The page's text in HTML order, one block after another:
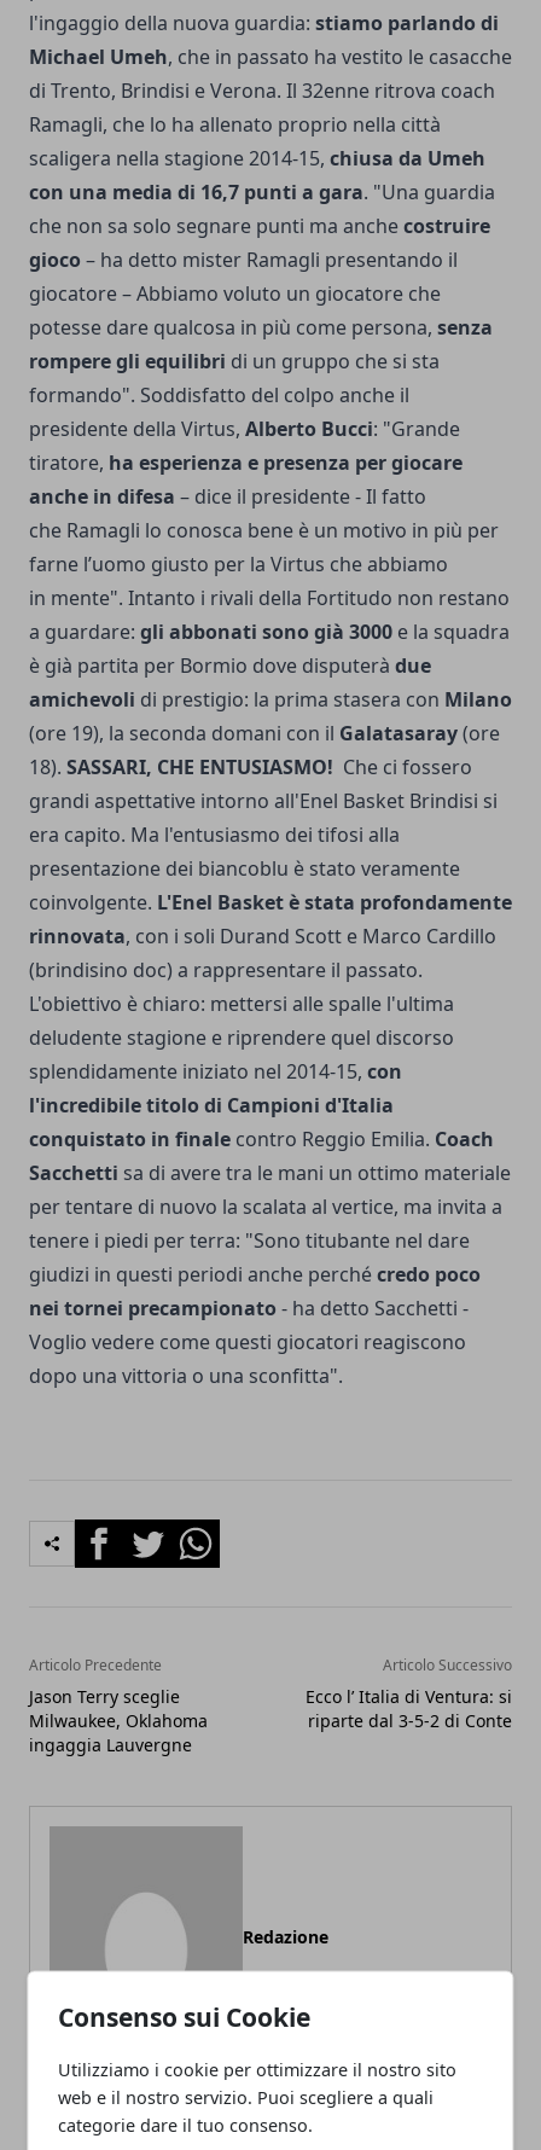
Consenso sui Cookie
Utilizziamo i cookie per ottimizzare il nostro sito
web e il nostro servizio. Puoi scegliere a quali
categorie dare il tuo consenso.
l'ingaggio della nuova guardia: stiamo parlando di
Michael Umeh, che in passato ha vestito le casacche
di Trento, Brindisi e Verona. Il 32enne ritrova coach
Ramagli, che lo ha allenato proprio nella città
scaligera nella stagione 2014-15, chiusa da Umeh
con una media di 16,7 punti a gara. "Una guardia
che non sa solo segnare punti ma anchecostruire
gioco – ha detto mister Ramagli presentando il
giocatore – Abbiamo voluto un giocatore che
potesse dare qualcosa in più come persona, senza
rompere gli equilibri di un gruppo che si sta
formando". Soddisfatto del colpo anche il
presidente della Virtus, Alberto Bucci: "Grande
tiratore, ha esperienza e presenza per giocare
anche in difesa – dice il presidente - Il fatto
che Ramagli lo conosca bene è un motivo in più per
farne l’uomo giusto per la Virtus che abbiamo
in mente". Intanto i rivali della Fortitudo non restano
a guardare: gli abbonati sono già 3000 e la squadra
è già partita per Bormio dove disputerà due
amichevoli di prestigio: la prima stasera con Milano
(ore 19), la seconda domani con il Galatasaray(ore
18). SASSARI, CHE ENTUSIASMO! Che ci fossero
grandi aspettative intorno all'Enel Basket Brindisi si
era capito. Ma l'entusiasmo dei tifosi alla
presentazione dei biancoblu è stato veramente
coinvolgente. L'Enel Basket è stata profondamente
rinnovata, con i soli Durand Scott e Marco Cardillo
(brindisino doc) a rappresentare il passato.
L'obiettivo è chiaro: mettersi alle spalle l'ultima
deludente stagione e riprendere quel discorso
splendidamente iniziato nel 2014-15, con
l'incredibile titolo di Campioni d'Italia
conquistato in finale contro Reggio Emilia. Coach
Sacchetti sa di avere tra le mani un ottimo materiale
per tentare di nuovo la scalata al vertice, ma invita a
tenere i piedi per terra: "Sono titubante nel dare
giudizi in questi periodi anche perchécredo poco
nei tornei precampionato - ha detto Sacchetti -
Voglio vedere come questi giocatori reagiscono
dopo una vittoria o una sconfitta".
FacebookTwitterWhatsapp
Articolo Precedente
Jason Terry sceglie
Milwaukee, Oklahoma
ingaggia Lauvergne
Articolo Successivo
Ecco l’ Italia di Ventura: si
riparte dal 3-5-2 di Conte
Redazione